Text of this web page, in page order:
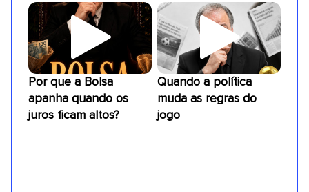
Por que a Bolsa
apanha quando os
juros ficam altos?
Quando a política
muda as regras do
jogo